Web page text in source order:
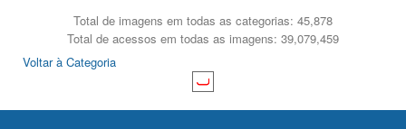
Total de imagens em todas as categorias: 45,878
Total de acessos em todas as imagens: 39,079,459
Voltar à Categoria